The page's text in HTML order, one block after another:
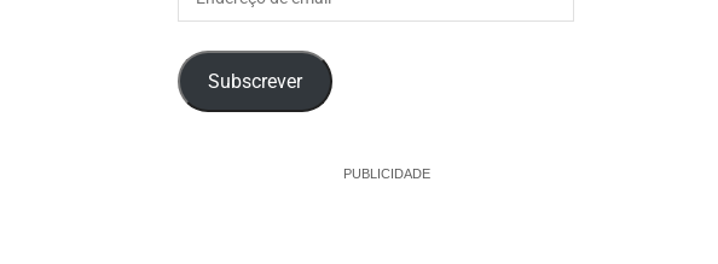
Subscrever
PUBLICIDADE